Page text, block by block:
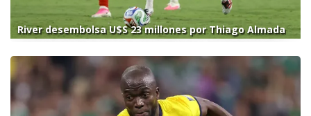
River desembolsa U$S 23 millones por Thiago Almada